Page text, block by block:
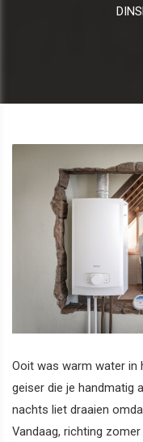
Ooit was warm water in
geiser die je handmatig
nachts liet draaien
Vandaag, richting